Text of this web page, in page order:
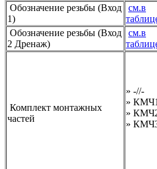
Обозначение резьбы (Вход
1)
см.в
Обозначение резьбы (Вход
2 Дренаж)
см.в
Комплект монтажных
частей
» -//-
» КМЧ1
»
»